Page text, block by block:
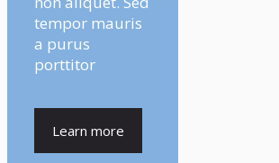
tempor mauris
a purus
porttitor
Learn more